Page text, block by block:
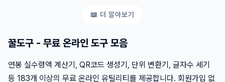
꿀도구 - 무료 온라인 도구 모음
연봉 실수령액 계산기, QR코드 생성기, 단위 변환기, 글자수 세기
등 183개 이상의 무료 온라인 유틸리티를 제공합니다. 회원가입 없